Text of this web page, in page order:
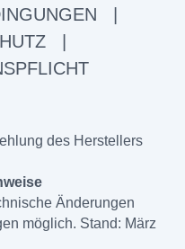
des Herstellers
Änderungen
möglich. Stand: März